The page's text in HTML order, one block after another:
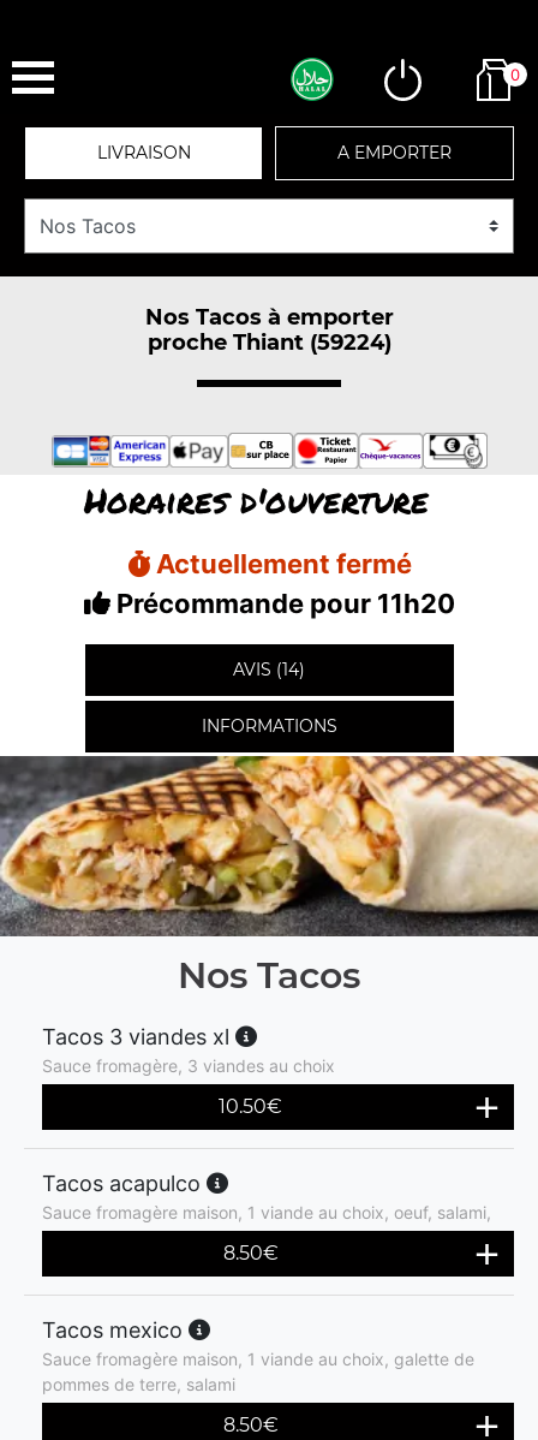
0
LIVRAISON A EMPORTER
Nos Tacos à emporter
proche Thiant (59224)
Horaires d'ouverture
Actuellement fermé
Précommande pour 11h20
AVIS (14)
INFORMATIONS
Nos Tacos
Tacos 3 viandes xl
Sauce fromagère, 3 viandes au choix
10.50€
Tacos acapulco
Sauce fromagère maison, 1 viande au choix, oeuf, salami,
8.50€
Tacos mexico
Sauce fromagère maison, 1 viande au choix, galette de
pommes de terre, salami
8.50€